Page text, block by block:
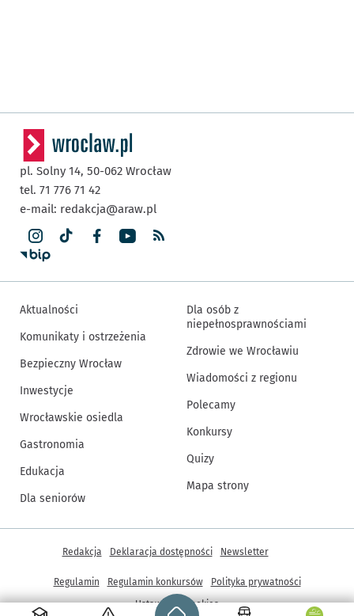
Strona główna - wroclaw.pl
pl. Solny 14, 50-062 Wrocław
tel. 71 776 71 42
e-mail: redakcja@araw.pl
Aktualności
Komunikaty i ostrzeżenia
Bezpieczny Wrocław
Inwestycje
Wrocławskie osiedla
Gastronomia
Edukacja
Dla seniorów
Dla osób z
niepełnosprawnościami
Zdrowie we Wrocławiu
Wiadomości z regionu
Polecamy
Konkursy
Quizy
Mapa strony
Inne informacje
Redakcja Deklaracja dostępności Newsletter
Regulamin Regulamin konkursów
Polityka prywatności
Ustawienia cookies